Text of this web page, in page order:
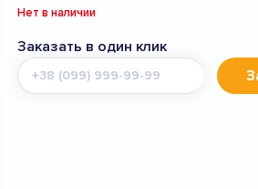
Нет в наличии
Заказать в один клик
Мобильный
телефон